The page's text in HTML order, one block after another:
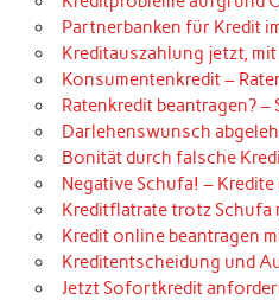
Partnerbanken für Kredit
Kreditauszahlung jetzt,
Konsumentenkredit –
Ratenkredit beantragen?
Darlehenswunsch
Bonität durch falsche
Negative Schufa! –
Kreditflatrate trotz Schufa
Kredit online beantragen
Kreditentscheidung und
Jetzt Sofortkredit